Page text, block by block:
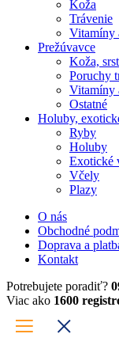
Koža
Trávenie
Vitamíny
Prežúvavce
Koža,
Poruchy
Vitamíny
Ostatné
Holuby,
Ryby
Holuby
Exotické
Včely
Plazy
O nás
Obchodné
Doprava a
Kontakt
Potrebujete poradiť?
Viac ako 1600